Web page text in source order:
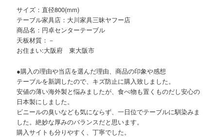
サイズ：直径800(mm)
テーブル家具店：大川家具三昧ヤフー店
商品名：円卓センターテーブル
天板材質：－
お住まい:大阪府 東大阪市
●購入の理由や当店を選んだ理由、商品の印象や感想
テーブルを新調したので、キズ防止に購入致しました。
安値の薄い海外製と悩みましたが、食べ物も置くものだし安心の
日本製にしました。
ビニールの臭いなども気にならず、一日位でテーブルに馴染みま
した。絶妙な厚みのバランスだと思います。
購入サイトも分りやすく、丁寧でした。